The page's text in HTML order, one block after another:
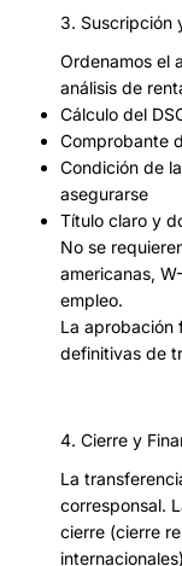
3. Suscripción
Ordenamos el
análisis de
Cálculo del
Comprobante
Condición de
asegurarse
Título claro y
No se
americanas,
empleo.
La aprobación
definitivas de
4. Cierre y
La
corresponsal.
cierre (cierre